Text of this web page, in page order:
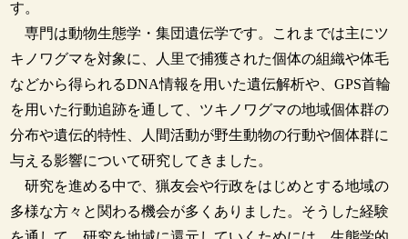
す。
専門は動物生態学・集団遺伝学です。これまでは主にツ
キノワグマを対象に、人里で捕獲された個体の組織や体毛
などから得られるDNA情報を用いた遺伝解析や、GPS首輪
を用いた行動追跡を通して、ツキノワグマの地域個体群の
分布や遺伝的特性、人間活動が野生動物の行動や個体群に
与える影響について研究してきました。
研究を進める中で、猟友会や行政をはじめとする地域の
多様な方々と関わる機会が多くありました。そうした経験